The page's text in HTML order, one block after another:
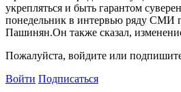
укрепляться и быть гарантом
понедельник в интервью ряду СМИ
Пашинян.Он также сказал,
Пожалуйста, войдите или
Войти Подписаться